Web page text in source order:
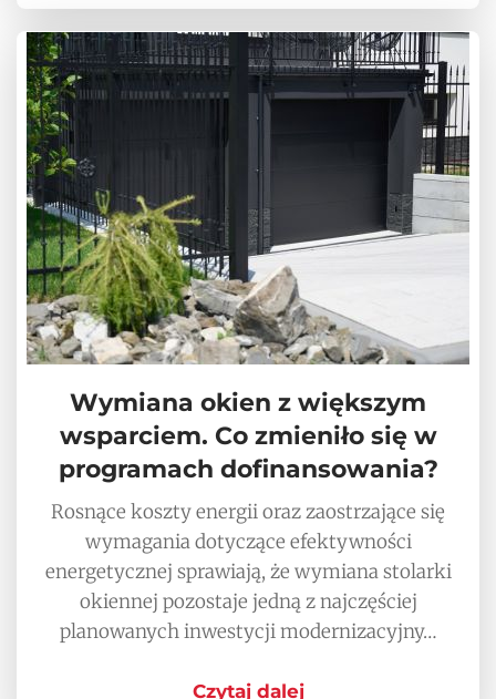
Wymiana okien z większym
wsparciem. Co zmieniło się w
programach dofinansowania?
Rosnące koszty energii oraz zaostrzające się
wymagania dotyczące efektywności
energetycznej sprawiają, że wymiana stolarki
okiennej pozostaje jedną z najczęściej
planowanych inwestycji modernizacyjny…
Czytaj dalej